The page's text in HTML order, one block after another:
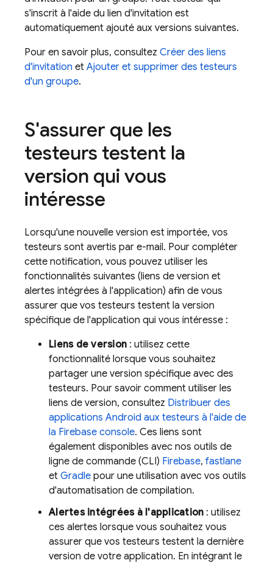
s'inscrit à l'aide du lien d'invitation est
automatiquement ajouté aux versions suivantes.
Pour en savoir plus, consultez Créer des liens
d'invitation et Ajouter et supprimer des testeurs
d'un groupe.
S'assurer que les
testeurs testent la
version qui vous
intéresse
Lorsqu'une nouvelle version est importée, vos
testeurs sont avertis par e-mail. Pour compléter
cette notification, vous pouvez utiliser les
fonctionnalités suivantes (liens de version et
alertes intégrées à l'application) afin de vous
assurer que vos testeurs testent la version
spécifique de l'application qui vous intéresse :
Liens de version : utilisez cette
fonctionnalité lorsque vous souhaitez
partager une version spécifique avec des
testeurs. Pour savoir comment utiliser les
liens de version, consultez Distribuer des
applications Android aux testeurs à l'aide de
la Firebase console. Ces liens sont
également disponibles avec nos outils de
ligne de commande (CLI) Firebase, fastlane
et Gradle pour une utilisation avec vos outils
d'automatisation de compilation.
Alertes intégrées à l'application : utilisez
ces alertes lorsque vous souhaitez vous
assurer que vos testeurs testent la dernière
version de votre application. En intégrant le